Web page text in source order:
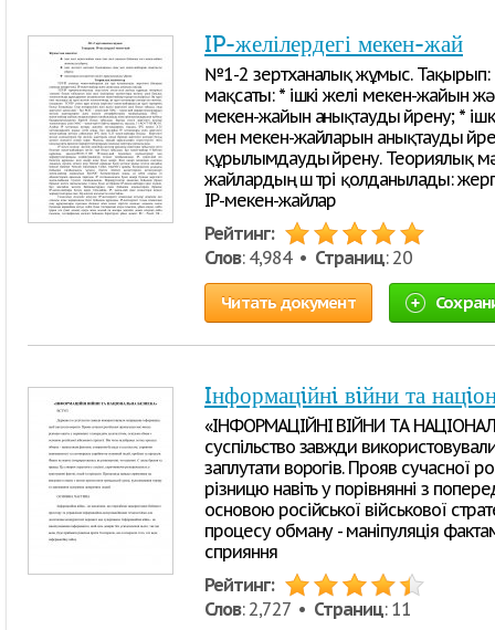
IP-желілердегі мекен-жай
№1-2 зертханалық жұмыс.
мақсаты: * ішкі желі мекен-жайын
мекен-жайын анықтауды үйрену; *
мен мекен-жайларын анықтауды
құрылымдауды үйрену. Теориялық
жайлардың үш түрі қолданылады:
IP-мекен-жайлар
Рейтинг:
Слов: 4,984 • Страниц: 20
Читать документ
Iнформацiйнi вiйни та
«ІНФОРМАЦІЙНІ ВІЙНИ ТА
суспільство завжди
заплутати ворогів. Прояв сучасної
різницю навіть у порівнянні з
основою російської військової
процесу обману - маніпуляція
сприяння
Рейтинг:
Слов: 2,727 • Страниц: 11